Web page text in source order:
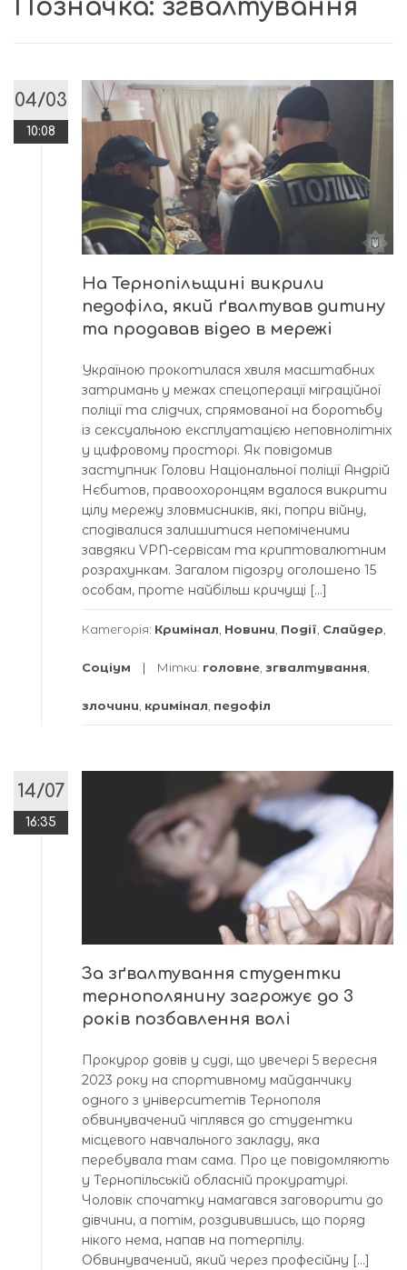
Позначка: згвалтування
04/03
10:08
На Тернопільщині викрили
педофіла, який ґвалтував дитину
та продавав відео в мережі
Україною прокотилася хвиля масштабних
затримань у межах спецоперації міграційної
поліції та слідчих, спрямованої на боротьбу
із сексуальною експлуатацією неповнолітніх
у цифровому просторі. Як повідомив
заступник Голови Національної поліції Андрій
Нєбитов, правоохоронцям вдалося викрити
цілу мережу зловмисників, які, попри війну,
сподівалися залишитися непоміченими
завдяки VPN-сервісам та криптовалютним
розрахункам. Загалом підозру оголошено 15
особам, проте найбільш кричущі […]
Категорія: Кримінал Новини Події Слайдер
Соціум Мітки: головне згвалтування
злочини кримінал педофіл
14/07
16:35
За зґвалтування студентки
тернополянину загрожує до 3
років позбавлення волі
Прокурор довів у суді, що увечері 5 вересня
2023 року на спортивному майданчику
одного з університетів Тернополя
обвинувачений чіплявся до студентки
місцевого навчального закладу, яка
перебувала там сама. Про це повідомляють
у Тернопільській обласній прокуратурі.
Чоловік спочатку намагався заговорити до
дівчини, а потім, роздивившись, що поряд
нікого нема, напав на потерпілу.
Обвинувачений, який через професійну […]